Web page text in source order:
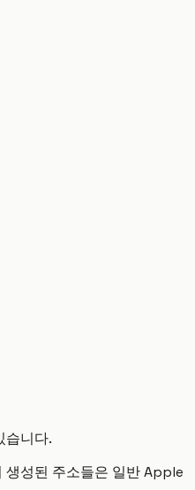
습니다.
생성된 주소들은 일반 Apple